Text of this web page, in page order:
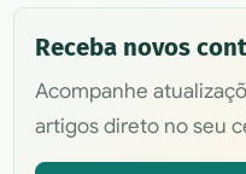
Receba novos
Acompanhe
artigos direto no seu